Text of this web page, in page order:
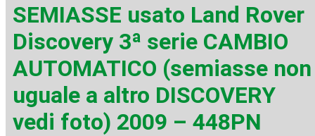
SEMIASSE usato Land Rover
Discovery 3ª serie CAMBIO
AUTOMATICO (semiasse non
uguale a altro DISCOVERY
vedi foto) 2009 – 448PN